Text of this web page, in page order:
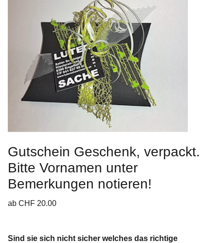
Gutschein Geschenk, verpackt.
Bitte Vornamen unter
Bemerkungen notieren!
ab CHF 20.00
Sind sie sich nicht sicher welches das richtige